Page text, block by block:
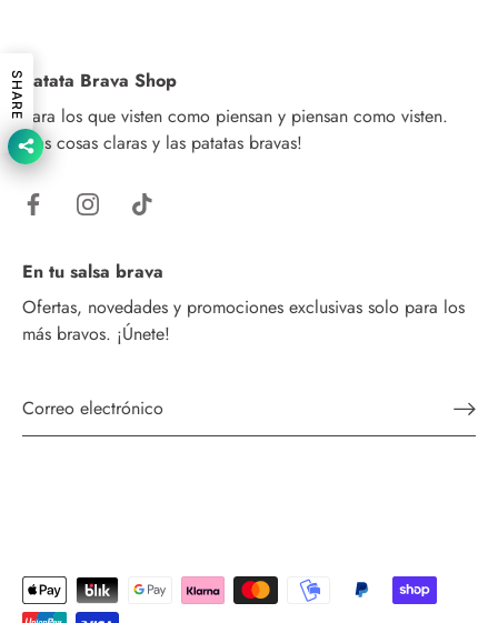
Patata Brava Shop
Para los que visten como piensan y piensan como visten.
¡Las cosas claras y las patatas bravas!
En tu salsa brava
Ofertas, novedades y promociones exclusivas solo para los
más bravos. ¡Únete!
SHARE